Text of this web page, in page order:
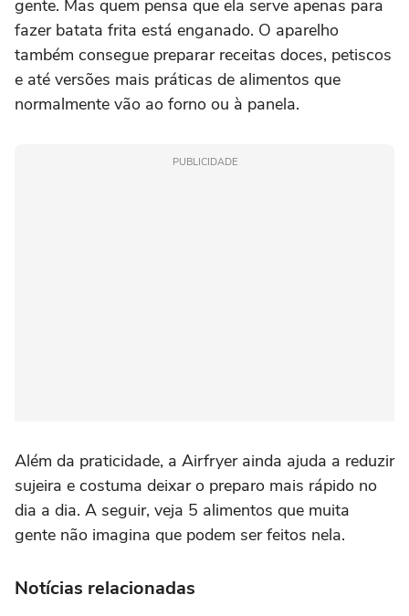
gente. Mas quem pensa que ela serve apenas para
fazer batata frita está enganado. O aparelho
também consegue preparar receitas doces, petiscos
e até versões mais práticas de alimentos que
normalmente vão ao forno ou à panela.
PUBLICIDADE
Além da praticidade, a Airfryer ainda ajuda a reduzir
sujeira e costuma deixar o preparo mais rápido no
dia a dia. A seguir, veja 5 alimentos que muita
gente não imagina que podem ser feitos nela.
Notícias relacionadas